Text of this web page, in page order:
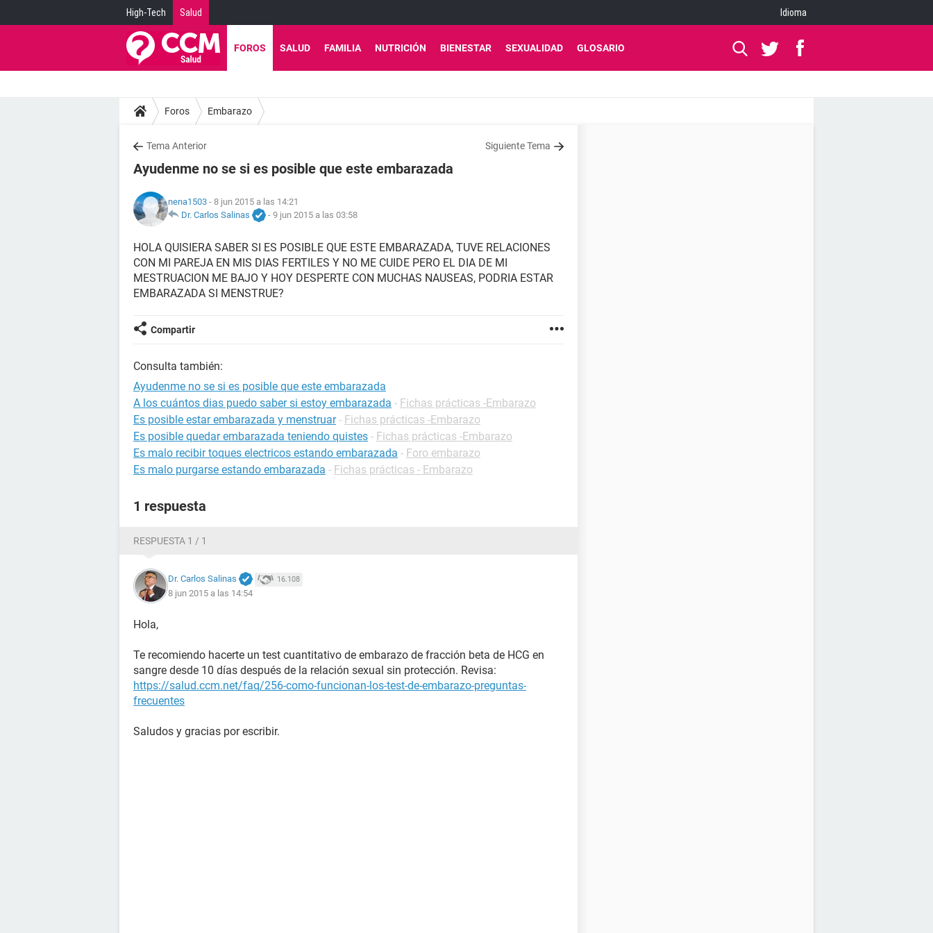
High-Tech Salud Idioma
FOROS SALUD FAMILIA NUTRICIÓN BIENESTAR SEXUALIDAD GLOSARIO
Foros Embarazo
Tema Anterior Siguiente Tema
Ayudenme no se si es posible que este embarazada
nena1503 - 8 jun 2015 a las 14:21
Dr. Carlos Salinas
- 9 jun 2015 a las 03:58
HOLA QUISIERA SABER SI ES POSIBLE QUE ESTE EMBARAZADA, TUVE RELACIONES
CON MI PAREJA EN MIS DIAS FERTILES Y NO ME CUIDE PERO EL DIA DE MI
MESTRUACION ME BAJO Y HOY DESPERTE CON MUCHAS NAUSEAS, PODRIA ESTAR
EMBARAZADA SI MENSTRUE?
Compartir
Consulta también:
Ayudenme no se si es posible que este embarazada
A los cuántos dias puedo saber si estoy embarazada - Fichas prácticas -Embarazo
Es posible estar embarazada y menstruar - Fichas prácticas -Embarazo
Es posible quedar embarazada teniendo quistes - Fichas prácticas -Embarazo
Es malo recibir toques electricos estando embarazada - Foro embarazo
Es malo purgarse estando embarazada - Fichas prácticas - Embarazo
1 respuesta
RESPUESTA 1 / 1
Dr. Carlos Salinas 16.108
8 jun 2015 a las 14:54
Hola,
Te recomiendo hacerte un test cuantitativo de embarazo de fracción beta de HCG en
sangre desde 10 días después de la relación sexual sin protección. Revisa:
https://salud.ccm.net/faq/256-como-funcionan-los-test-de-embarazo-preguntas-
frecuentes
Saludos y gracias por escribir.